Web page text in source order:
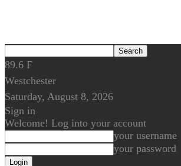
89.6 F
Westchester
Saturday, August 8, 2026
Sign in
Welcome! Log into your account
your username
your password